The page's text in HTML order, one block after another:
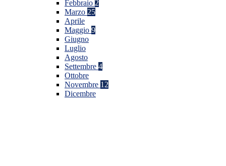
Febbraio 2
Marzo 25
Aprile
Maggio 9
Giugno
Luglio
Agosto
Settembre 4
Ottobre
Novembre 12
Dicembre